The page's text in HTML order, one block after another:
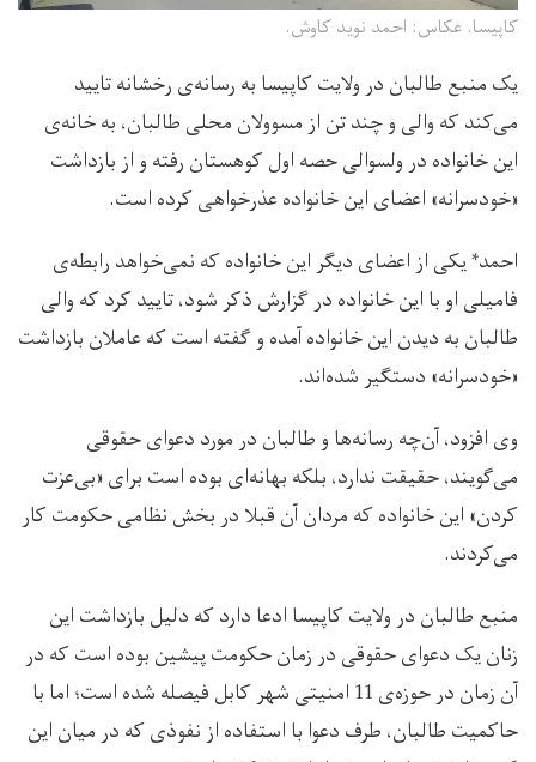
کاپیسا. عکاس: احمد نوید کاوش.
یک منبع طالبان در ولایت کاپیسا به رسانه‌ی رخشانه تایید
می‌کند که والی و چند تن از مسوولان محلی طالبان، به خانه‌ی
این خانواده در ولسوالی حصه اول کوهستان رفته و از بازداشت
«خودسرانه» اعضای این خانواده عذرخواهی کرده است.
احمد*‌ یکی از اعضای دیگر این خانواده که نمی‌خواهد رابطه‌ی
فامیلی او با این خانواده در گزارش ذکر شود، تایید کرد که والی
طالبان به دیدن این خانواده آمده و گفته است که عاملان بازداشت
«خودسرانه» دستگیر شده‌اند.
وی افزود، آن‌چه رسانه‌ها و طالبان در مورد دعوای حقوقی
می‌گویند، حقیقت ندارد،‌ بلکه بهانه‌ای بوده است برای «بی‌عزت
کردن» این خانواده که مردان آن قبلا در بخش نظامی حکومت کار
می‌کردند.
منبع طالبان در ولایت کاپیسا ادعا دارد که دلیل بازداشت این
زنان یک دعوای حقوقی در زمان حکومت پیشین بوده است که در
آن زمان در حوزه‌ی 11 امنیتی شهر کابل فیصله شده است؛ اما با
حاکمیت طالبان، طرف دعوا با استفاده از نفوذی که در میان این